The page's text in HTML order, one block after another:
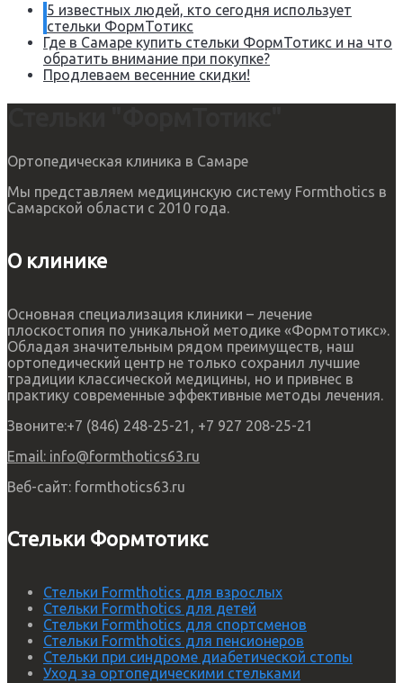
5 известных людей, кто сегодня использует
стельки ФормТотикс
Где в Самаре купить стельки ФормТотикс и на что
обратить внимание при покупке?
Продлеваем весенние скидки!
Ортопедическая клиника в Самаре
Мы представляем медицинскую систему Formthotics в
Самарской области с 2010 года.
О клинике
Основная специализация клиники – лечение
плоскостопия по уникальной методике «Формтотикс».
Обладая значительным рядом преимуществ, наш
ортопедический центр не только сохранил лучшие
традиции классической медицины, но и привнес в
практику современные эффективные методы лечения.
Звоните:+7 (846) 248-25-21, +7 927 208-25-21
Email: info@formthotics63.ru
Веб-сайт: formthotics63.ru
Стельки Формтотикс
Стельки Formthotics для взрослых
Стельки Formthotics для детей
Стельки Formthotics для спортсменов
Стельки Formthotics для пенсионеров
Стельки при синдроме диабетической стопы
Уход за ортопедическими стельками